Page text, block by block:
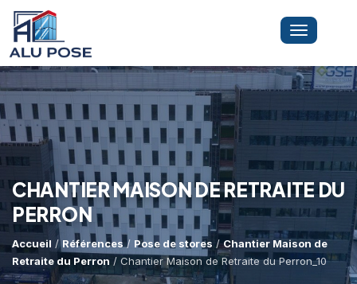
LA SOCIÉTÉ
PRESTATIONS
Dépannage Vitrages
Vitrine Magasin
MINI-GRUE ARAIGNÉE
Toggle
CHANTIER MAISON DE RETRAITE DU
PERRON
Accueil /Références / Pose de stores /Chantier Maison de
Retraite du Perron / Chantier Maison de Retraite du Perron_10